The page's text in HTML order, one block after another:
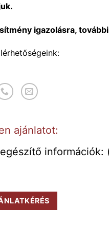
igazolásra,
ajánlatot:
információk: